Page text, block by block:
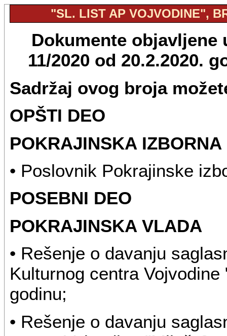
"SL. LIST AP VOJVODINE",
Dokumente
11/2020 od 20.2.2020.
Sadržaj ovog broja
OPŠTI DEO
POKRAJINSKA
• Poslovnik Pokrajinske
POSEBNI DEO
POKRAJINSKA VLADA
• Rešenje o davanju
Kulturnog centra
godinu;
• Rešenje o davanju